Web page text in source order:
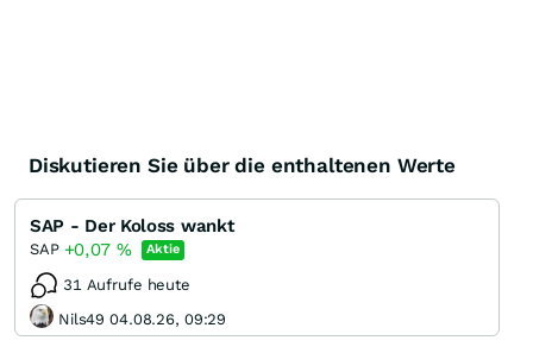
Diskutieren Sie über die enthaltenen Werte
SAP - Der Koloss wankt
SAP +0,07 % Aktie
31 Aufrufe heute
Nils49 04.08.26, 09:29